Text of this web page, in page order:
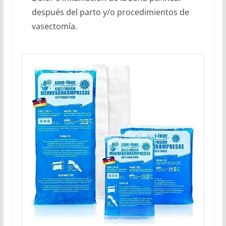
después del parto y/o procedimientos de
vasectomía.